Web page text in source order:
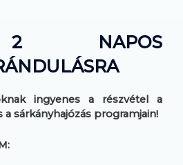
NAPOS
ingyenes a részvétel a
a sárkányhajózás programjain!